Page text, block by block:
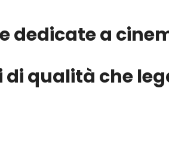
dedicate a
qualità che